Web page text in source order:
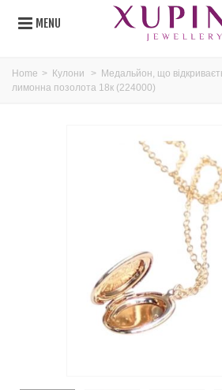
MENU
Home > Кулони > Медальйон, що
лимонна позолота 18к (224000)